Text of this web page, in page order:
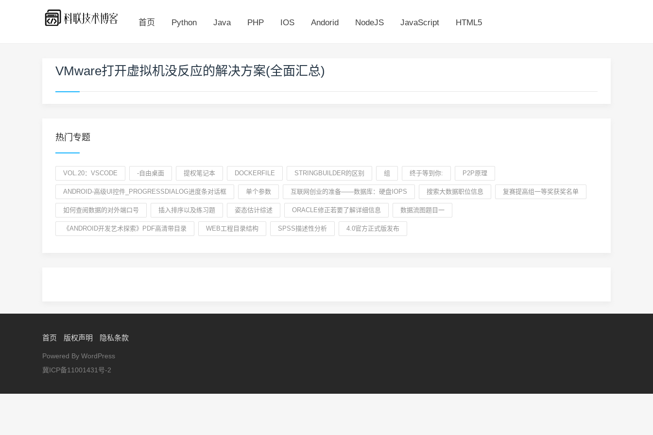
首页 Python Java PHP IOS Andorid NodeJS JavaScript HTML5
VMware打开虚拟机没反应的解决方案(全面汇总)
热门专题
VOL.20：VSCODE -自由桌面 提权笔记本 DOCKERFILE STRINGBUILDER的区别 组 终于等到你: P2P原理
ANDROID-高级UI控件_PROGRESSDIALOG进度条对话框 单个参数 互联网创业的准备——数据库：硬盘IOPS 搜索大数据职位信息 复赛提高组一等奖获奖名单
如何查阅数据的对外端口号 插入排序以及练习题 姿态估计综述 ORACLE修正若要了解详细信息 数据流图题目一
《ANDROID开发艺术探索》PDF高清带目录 WEB工程目录结构 SPSS描述性分析 4.0官方正式版发布
首页 版权声明 隐私条款
Powered By WordPress
冀ICP备11001431号-2